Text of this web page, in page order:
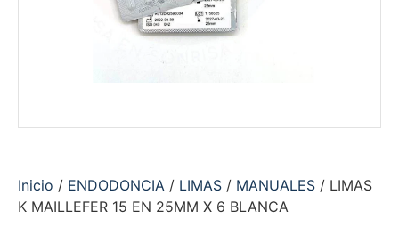
Inicio / ENDODONCIA / LIMAS / MANUALES / LIMAS
K MAILLEFER 15 EN 25MM X 6 BLANCA